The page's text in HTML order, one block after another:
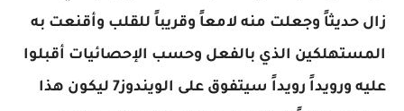
زال حديثاً وجعلت منه لامعاً وقريباً للقلب وأقنعت به
المستهلكين الذي بالفعل وحسب الإحصائيات أقبلوا
عليه ورويداً رويداً سيتفوق على الويندوز7 ليكون هذا